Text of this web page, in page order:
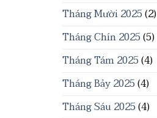
Tháng Mười 2025(2)
Tháng Chín 2025(5)
Tháng Tám 2025(4)
Tháng Bảy 2025(4)
Tháng Sáu 2025(4)